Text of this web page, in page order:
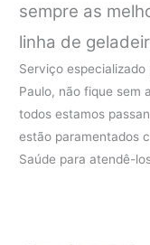
sempre as
linha de
Serviço
Paulo, não fique sem
todos estamos
estão paramentados
Saúde para atendê-